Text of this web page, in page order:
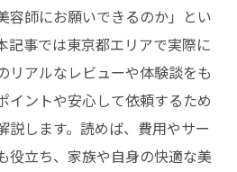
容師にお願いできるのか」とい
記事では東京都エリアで実際に
リアルなレビューや体験談をも
イントや安心して依頼するため
説します。読めば、費用やサー
役立ち、家族や自身の快適な美